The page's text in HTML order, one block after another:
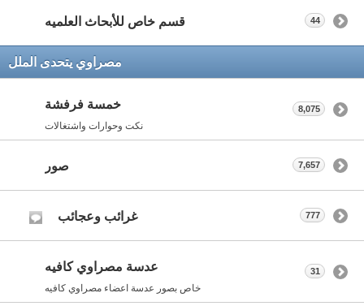
قسم خاص للأبحاث العلميه 44
مصراوي يتحدى الملل
خمسة فرفشة
نكت وحوارات واشتغالات
8,075
صور 7,657
غرائب وعجائب 777
عدسة مصراوي كافيه
خاص بصور عدسة اعضاء مصراوي كافيه
31